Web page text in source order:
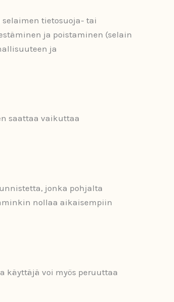
tietosuoja- tai
ja poistaminen (selain
ja
saattaa vaikuttaa
jonka pohjalta
nollaa aikaisempiin
käyttäjä voi myös peruuttaa